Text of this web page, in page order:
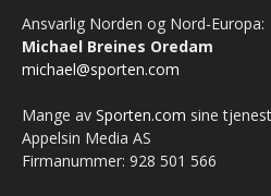
Ansvarlig Norden og Nord-Europa:
Michael Breines Oredam
michael@sporten.com
Mange av Sporten.com sine
Appelsin Media AS
Firmanummer: 928 501 566